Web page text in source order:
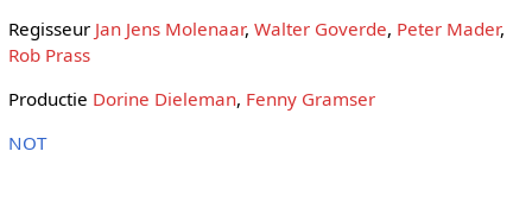
Regisseur Jan Jens Molenaar, Walter Goverde, Peter Mader,
Rob Prass
Productie Dorine Dieleman, Fenny Gramser
NOT